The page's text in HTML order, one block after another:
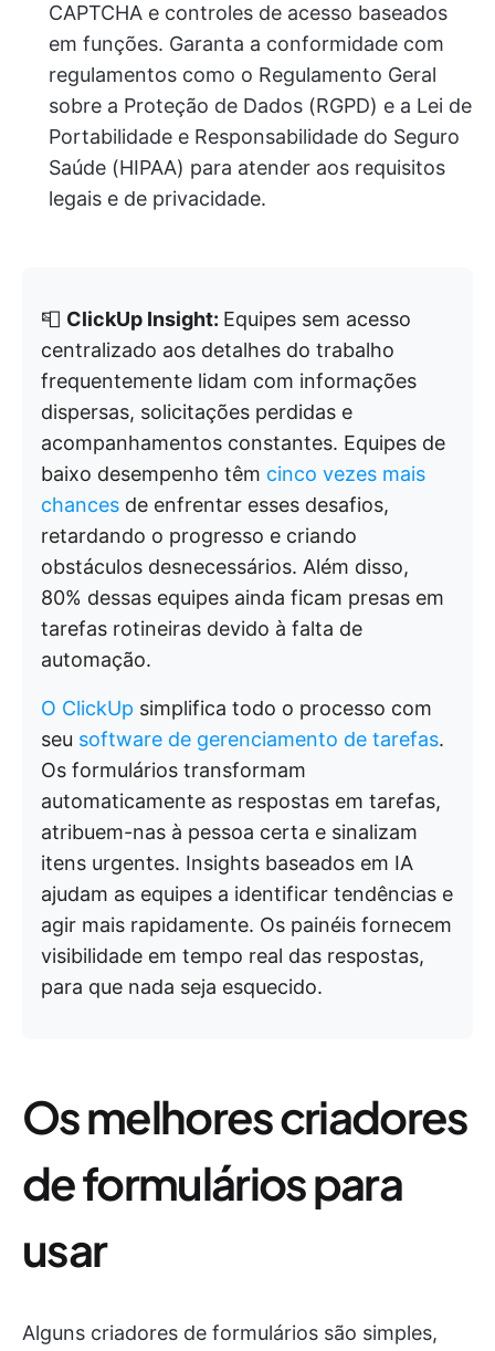
CAPTCHA e controles de acesso baseados
em funções. Garanta a conformidade com
regulamentos como o Regulamento Geral
sobre a Proteção de Dados (RGPD) e a Lei de
Portabilidade e Responsabilidade do Seguro
Saúde (HIPAA) para atender aos requisitos
legais e de privacidade.
📮 ClickUp Insight: Equipes sem acesso
centralizado aos detalhes do trabalho
frequentemente lidam com informações
dispersas, solicitações perdidas e
acompanhamentos constantes. Equipes de
baixo desempenho têm cinco vezes mais
chances de enfrentar esses desafios,
retardando o progresso e criando
obstáculos desnecessários. Além disso,
80% dessas equipes ainda ficam presas em
tarefas rotineiras devido à falta de
automação.
O ClickUp simplifica todo o processo com
seu software de gerenciamento de tarefas.
Os formulários transformam
automaticamente as respostas em tarefas,
atribuem-nas à pessoa certa e sinalizam
itens urgentes. Insights baseados em IA
ajudam as equipes a identificar tendências e
agir mais rapidamente. Os painéis fornecem
visibilidade em tempo real das respostas,
para que nada seja esquecido.
Os melhores criadores
de formulários para
usar
Alguns criadores de formulários são simples,